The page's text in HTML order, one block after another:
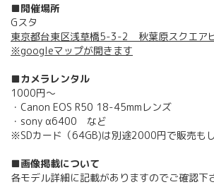
■開催場所
Gスタ
東京都台東区浅草橋5-3-2 秋葉原スクエア
※googleマップが開きます
■カメラレンタル
1000円～
・Canon EOS R50 18-45mmレンズ
・sony α6400 など
※SDカード（64GB)は別途2000円で販売もし
■画像掲載について
各モデル詳細に記載がありますのでご確認下